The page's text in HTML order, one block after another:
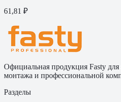
61,81 ₽
Официальная продукция Fasty для
монтажа и профессиональной
Разделы